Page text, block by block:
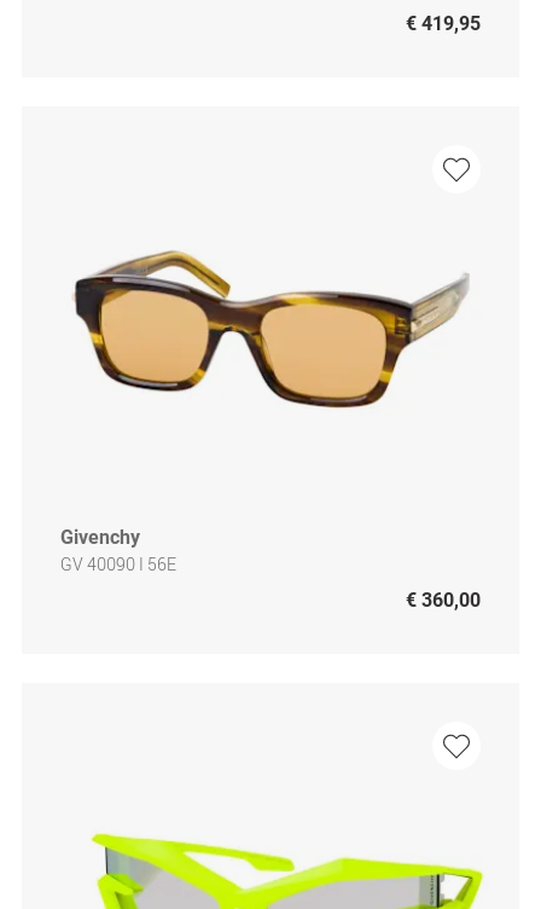
€ 419,95
Givenchy
GV 40090 I 56E
€ 360,00